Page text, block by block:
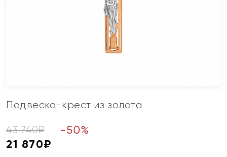
Подвеска-крест из золота
43 740₽ -50%
21 870₽